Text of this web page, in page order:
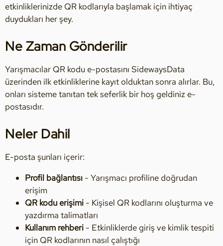
etkinliklerinizde QR kodlarıyla başlamak için ihtiyaç
duydukları her şey.
Ne Zaman Gönderilir
Yarışmacılar QR kodu e-postasını SidewaysData
üzerinden ilk etkinliklerine kayıt olduktan sonra alırlar. Bu,
onları sisteme tanıtan tek seferlik bir hoş geldiniz e-
postasıdır.
Neler Dahil
E-posta şunları içerir:
Profil bağlantısı - Yarışmacı profiline doğrudan
erişim
QR kodu erişimi - Kişisel QR kodlarını oluşturma ve
yazdırma talimatları
Kullanım rehberi - Etkinliklerde giriş ve kimlik tespiti
için QR kodlarının nasıl çalıştığı